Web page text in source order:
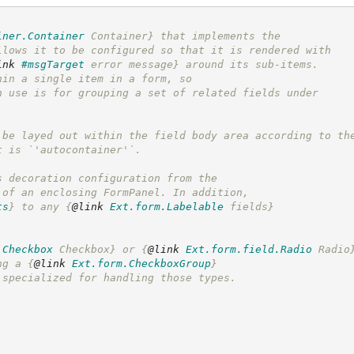
Container} that implements the
it to be configured so that it is rendered with
#msgTarget error message} around its sub-items.
a single item in a form, so
is for grouping a set of related fields under
layed out within the field body area according to
is `'autocontainer'`.
configuration from the
an enclosing FormPanel. In addition,
} to any {@link Ext.form.Labelable fields}
Checkbox} or {@link Ext.form.field.Radio
a {@link Ext.form.CheckboxGroup}
for handling those types.